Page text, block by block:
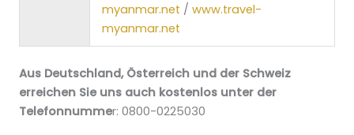
myanmar.net / www.travel-
myanmar.net
Aus Deutschland, Österreich und der Schweiz
erreichen Sie uns auch kostenlos unter der
Telefonnummer: 0800-0225030